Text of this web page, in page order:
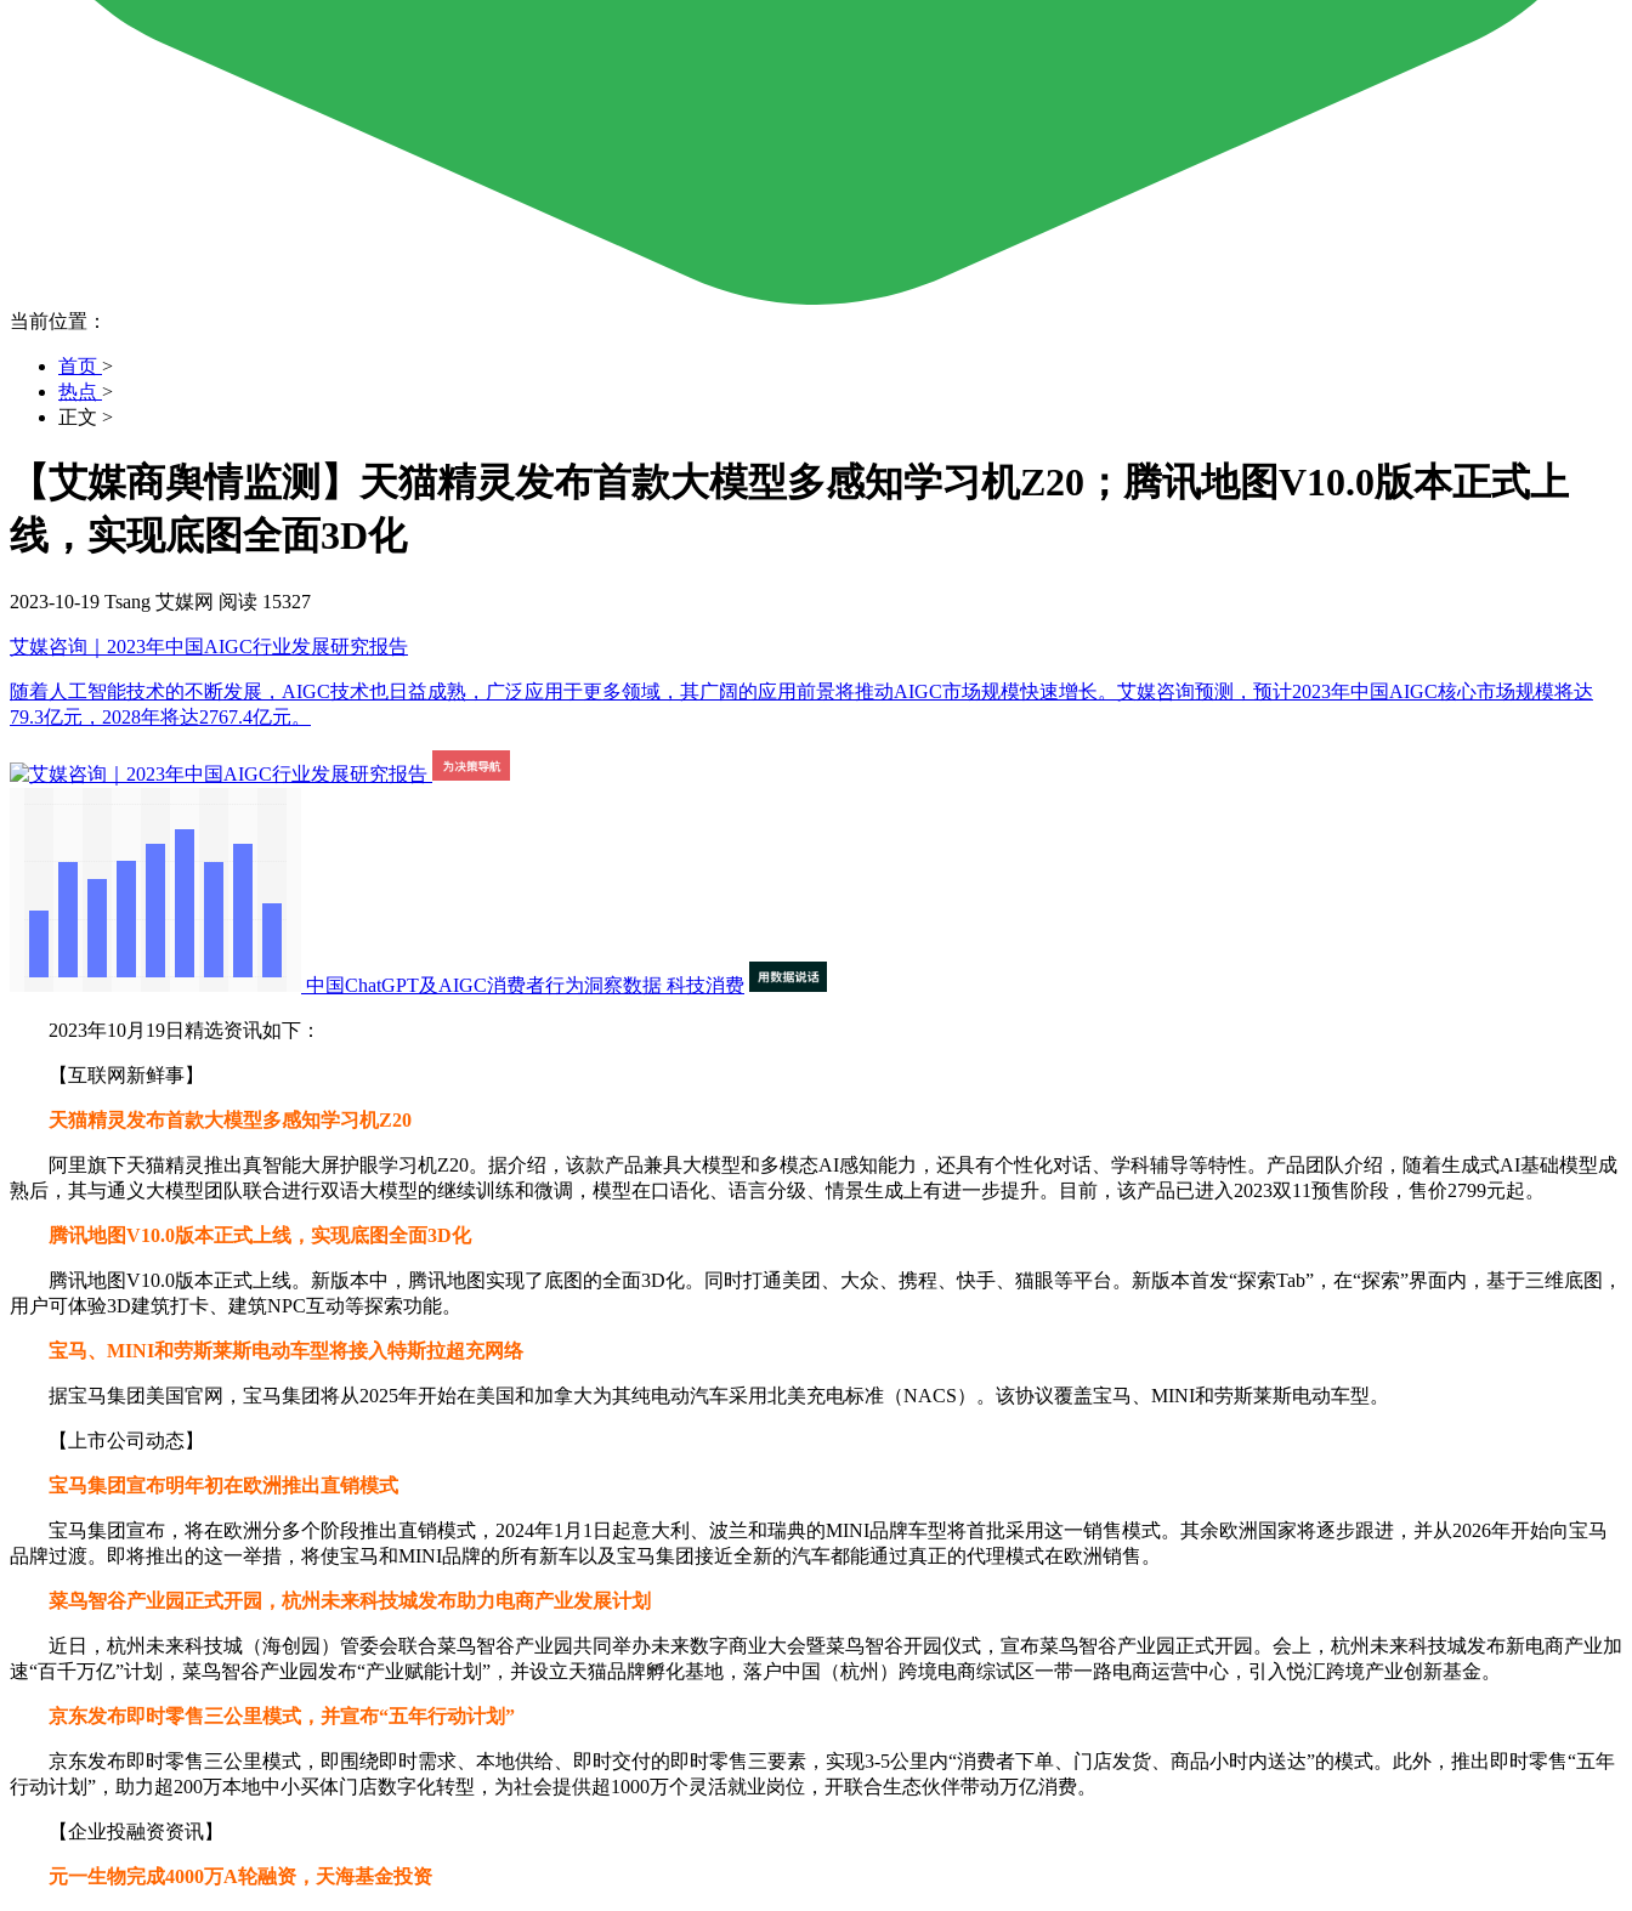
当前位置：
首页 >
热点 >
正文 >
【艾媒商舆情监测】天猫精灵发布首款大模型多感知学习机Z20；腾讯地图V10.0版本正式上
线，实现底图全面3D化
2023-10-19 Tsang 艾媒网 阅读 15327
艾媒咨询｜2023年中国AIGC行业发展研究报告
随着人工智能技术的不断发展，AIGC技术也日益成熟，广泛应用于更多领域，其广阔的应用前景将推动AIGC市场规模快速增长。艾媒咨询预测，预计2023年中国AIGC核心市场规模将达
79.3亿元，2028年将达2767.4亿元。
中国ChatGPT及AIGC消费者行为洞察数据 科技消费
2023年10月19日精选资讯如下：
【互联网新鲜事】
天猫精灵发布首款大模型多感知学习机Z20
阿里旗下天猫精灵推出真智能大屏护眼学习机Z20。据介绍，该款产品兼具大模型和多模态AI感知能力，还具有个性化对话、学科辅导等特性。产品团队介绍，随着生成式AI基础模型成
熟后，其与通义大模型团队联合进行双语大模型的继续训练和微调，模型在口语化、语言分级、情景生成上有进一步提升。目前，该产品已进入2023双11预售阶段，售价2799元起。
腾讯地图V10.0版本正式上线，实现底图全面3D化
腾讯地图V10.0版本正式上线。新版本中，腾讯地图实现了底图的全面3D化。同时打通美团、大众、携程、快手、猫眼等平台。新版本首发“探索Tab”，在“探索”界面内，基于三维底图，
用户可体验3D建筑打卡、建筑NPC互动等探索功能。
宝马、MINI和劳斯莱斯电动车型将接入特斯拉超充网络
据宝马集团美国官网，宝马集团将从2025年开始在美国和加拿大为其纯电动汽车采用北美充电标准（NACS）。该协议覆盖宝马、MINI和劳斯莱斯电动车型。
【上市公司动态】
宝马集团宣布明年初在欧洲推出直销模式
宝马集团宣布，将在欧洲分多个阶段推出直销模式，2024年1月1日起意大利、波兰和瑞典的MINI品牌车型将首批采用这一销售模式。其余欧洲国家将逐步跟进，并从2026年开始向宝马
品牌过渡。即将推出的这一举措，将使宝马和MINI品牌的所有新车以及宝马集团接近全新的汽车都能通过真正的代理模式在欧洲销售。
菜鸟智谷产业园正式开园，杭州未来科技城发布助力电商产业发展计划
近日，杭州未来科技城（海创园）管委会联合菜鸟智谷产业园共同举办未来数字商业大会暨菜鸟智谷开园仪式，宣布菜鸟智谷产业园正式开园。会上，杭州未来科技城发布新电商产业加
速“百千万亿”计划，菜鸟智谷产业园发布“产业赋能计划”，并设立天猫品牌孵化基地，落户中国（杭州）跨境电商综试区一带一路电商运营中心，引入悦汇跨境产业创新基金。
京东发布即时零售三公里模式，并宣布“五年行动计划”
京东发布即时零售三公里模式，即围绕即时需求、本地供给、即时交付的即时零售三要素，实现3-5公里内“消费者下单、门店发货、商品小时内送达”的模式。此外，推出即时零售“五年
行动计划”，助力超200万本地中小买体门店数字化转型，为社会提供超1000万个灵活就业岗位，开联合生态伙伴带动万亿消费。
【企业投融资资讯】
元一生物完成4000万A轮融资，天海基金投资